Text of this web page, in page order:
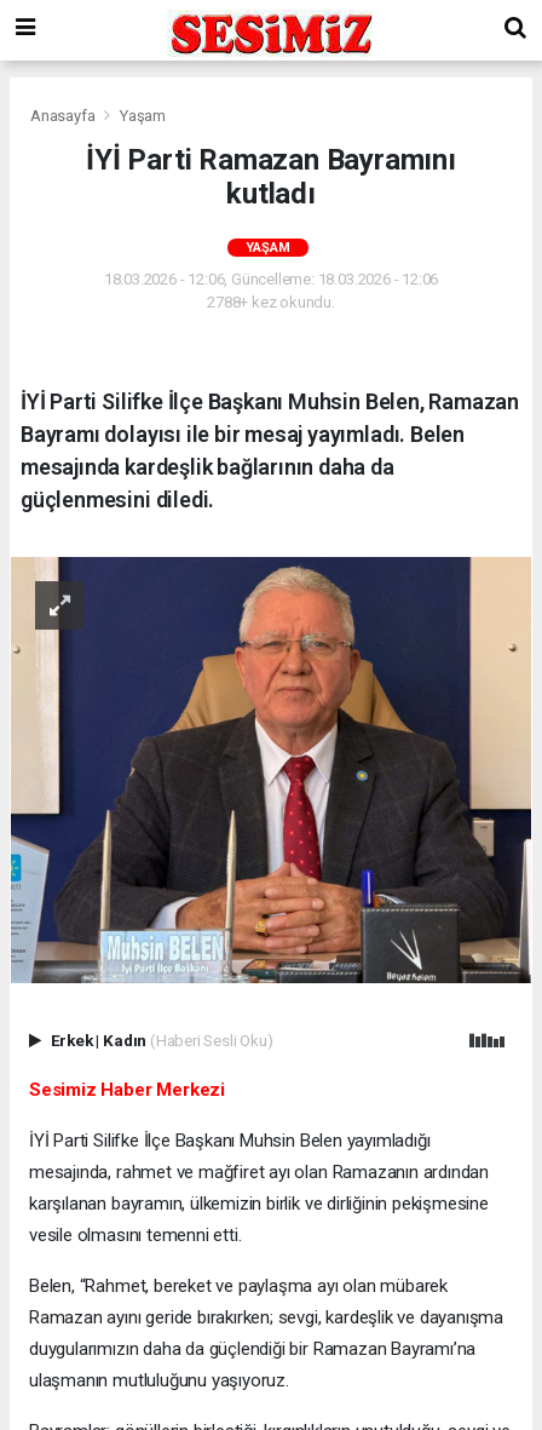
Anasayfa Yaşam
İYİ Parti Ramazan Bayramını
kutladı
YAŞAM
18.03.2026 - 12:06, Güncelleme: 18.03.2026 - 12:06
2788+ kez okundu.
İYİ Parti Silifke İlçe Başkanı Muhsin Belen, Ramazan
Bayramı dolayısı ile bir mesaj yayımladı. Belen
mesajında kardeşlik bağlarının daha da
güçlenmesini diledi.
Erkek| Kadın (Haberi Sesli Oku)
Sesimiz Haber Merkezi
İYİ Parti Silifke İlçe Başkanı Muhsin Belen yayımladığı
mesajında, rahmet ve mağfiret ayı olan Ramazanın ardından
karşılanan bayramın, ülkemizin birlik ve dirliğinin pekişmesine
vesile olmasını temenni etti.
Belen, “Rahmet, bereket ve paylaşma ayı olan mübarek
Ramazan ayını geride bırakırken; sevgi, kardeşlik ve dayanışma
duygularımızın daha da güçlendiği bir Ramazan Bayramı’na
ulaşmanın mutluluğunu yaşıyoruz.